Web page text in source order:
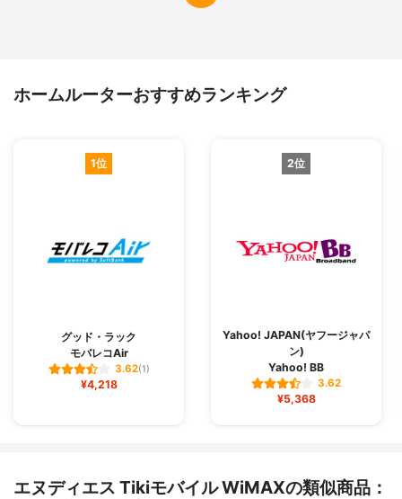
ホームルーターおすすめランキング
1位
グッド・ラック
モバレコAir
3.62(1)
¥4,218
2位
Yahoo! JAPAN(ヤフージャパ
ン)
Yahoo! BB
3.62
¥5,368
エヌディエス Tikiモバイル WiMAXの類似商品：